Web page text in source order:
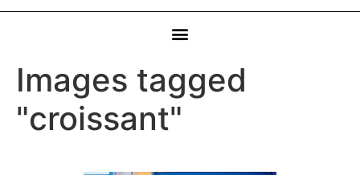
Images tagged
"croissant"